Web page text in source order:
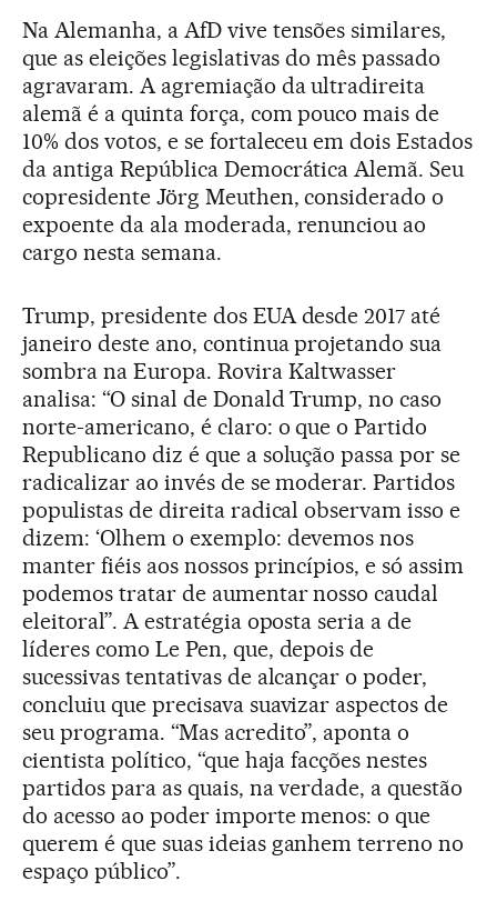
Na Alemanha, a AfD vive tensões similares,
que as eleições legislativas do mês passado
agravaram. A agremiação da ultradireita
alemã é a quinta força, com pouco mais de
10% dos votos, e se fortaleceu em dois Estados
da antiga República Democrática Alemã. Seu
copresidente Jörg Meuthen, considerado o
expoente da ala moderada, renunciou ao
cargo nesta semana.
Trump, presidente dos EUA desde 2017 até
janeiro deste ano, continua projetando sua
sombra na Europa. Rovira Kaltwasser
analisa: “O sinal de Donald Trump, no caso
norte-americano, é claro: o que o Partido
Republicano diz é que a solução passa por se
radicalizar ao invés de se moderar. Partidos
populistas de direita radical observam isso e
dizem: ‘Olhem o exemplo: devemos nos
manter fiéis aos nossos princípios, e só assim
podemos tratar de aumentar nosso caudal
eleitoral”. A estratégia oposta seria a de
líderes como Le Pen, que, depois de
sucessivas tentativas de alcançar o poder,
concluiu que precisava suavizar aspectos de
seu programa. “Mas acredito”, aponta o
cientista político, “que haja facções nestes
partidos para as quais, na verdade, a questão
do acesso ao poder importe menos: o que
querem é que suas ideias ganhem terreno no
espaço público”.